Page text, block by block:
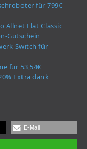
für 799€ –
Allnet Flat Classic
Gutschein
Switch für
für 53,54€
Extra dank
E-Mail